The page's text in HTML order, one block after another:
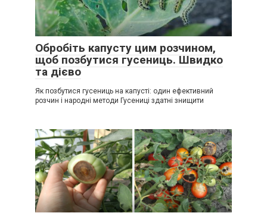
Обробіть капусту цим розчином,
щоб позбутися гусениць. Швидко
та дієво
Як позбутися гусениць на капусті: один ефективний
розчин і народні методи Гусениці здатні знищити